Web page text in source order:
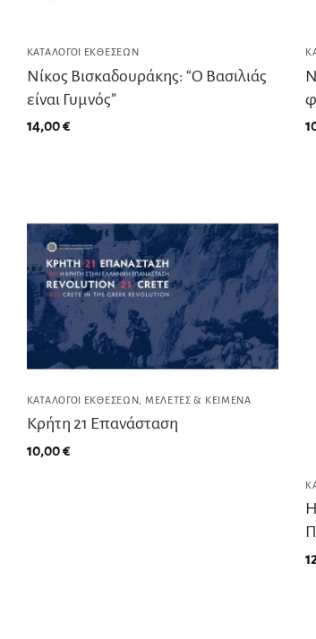
ΚΑΤΆΛΟΓΟΙ ΕΚΘΈΣΕΩΝ
Νίκος Βισκαδουράκης: “Ο Βασιλιάς
είναι Γυμνός”
14,00€
ΚΑΤΆΛΟΓΟΙ ΕΚΘΈΣΕΩΝ ΜΕΛΈΤΕΣ & ΚΕΊΜΕΝΑ
Κρήτη 21 Επανάσταση
10,00€